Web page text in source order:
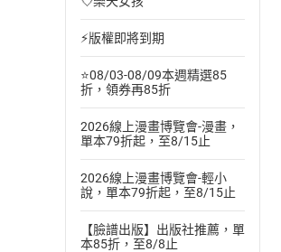
⚡版權即將到期
⭐08/03-08/09本週精選85
折，領券再85折
2026線上漫畫博覽會-漫畫，
單本79折起，至8/15止
2026線上漫畫博覽會-輕小
說，單本79折起，至8/15止
【臉譜出版】出版社推薦，單
本85折，至8/8止